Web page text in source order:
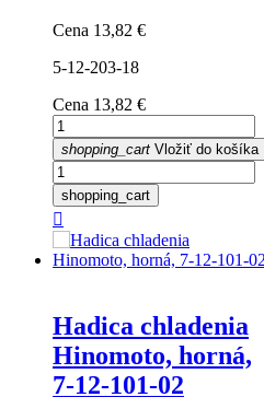
Cena 13,82 €
5-12-203-18
Cena 13,82 €
shopping_cart Vložiť do košíka
shopping_cart

Hadica chladenia
Hinomoto, horná,
7-12-101-02